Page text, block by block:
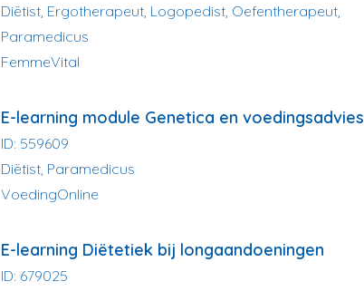
Diëtist, Ergotherapeut, Logopedist, Oefentherapeut,
Paramedicus
FemmeVital
E-learning module Genetica en voedingsadvies
ID: 559609
Diëtist, Paramedicus
VoedingOnline
E-learning Diëtetiek bij longaandoeningen
ID: 679025